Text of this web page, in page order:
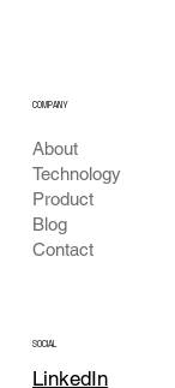
About
Technology
Product
Blog
Contact
COMPANY
SOCIAL
LinkedIn